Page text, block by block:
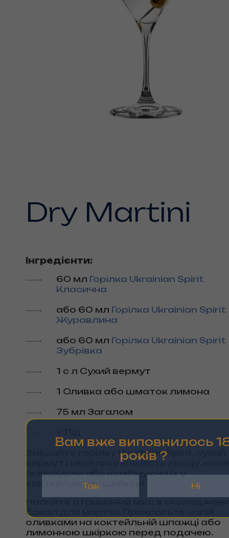
Dry Martini
Інгредієнти:
60 мл Горілка Ukrainian Spirit
Класична
або 60 мл Горілка Ukrainian Spirit
Журавлина
або 60 мл Горілка Ukrainian Spirit
Зубрівка
1 с л Сухий вермут
1 Оливка або шматок лимона
75 мл Загалом
Змішайте горілку Ukrainian Spirit, сухий
вермут і невелику кількість льоду,
помішуючи або комбінуючи їх у
коктейльному шейкері.
бокал для мартіні. Прикрасьте напій
оливками на коктейльній шпажці або
лимонною шкіркою перед подачею.
Вам вже виповнилось
рокiв ?
Так Ні